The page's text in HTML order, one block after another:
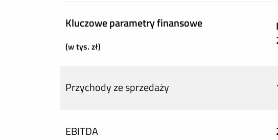
Kluczowe parametry finansowe
(w tys. zł)
Przychody ze sprzedaży
EBITDA